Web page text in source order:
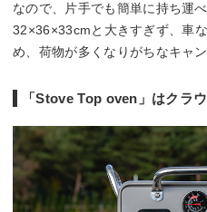
なので、片手でも簡単に持ち運
32×36×33cmと大きすぎず、車
め、荷物が多くなりがちなキャ
「Stove Top oven」はクラ